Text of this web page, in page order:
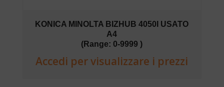
KONICA MINOLTA BIZHUB 4050I USATO
A4
(Range: 0-9999 )
Accedi per visualizzare i prezzi